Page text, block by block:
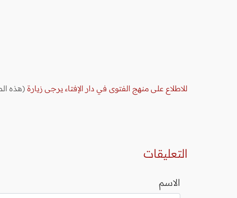
للاطلاع على منهج الفتوى في دار الإفتاء يرجى زيارة (هذه
التعليقات
الاسم